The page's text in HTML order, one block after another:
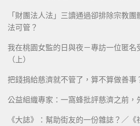
「財團法人法」三讀通過卻排除宗教
法可管？
我在桃園女監的日與夜－專訪一位匿名
（上）
把錢捐給慈濟就不管了，算不算做善事
公益組織專家：一窩蜂批評慈濟之前，
《大誌》：幫助街友的一份雜誌？／